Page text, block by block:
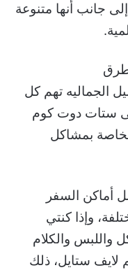
جانب أنها متنوعة
الجماليه تهم كل
ستات دوت كوم
بمشاكل
أماكن السفر
وإذا كنتي
واللبس والكلام
ستايل، ذلك